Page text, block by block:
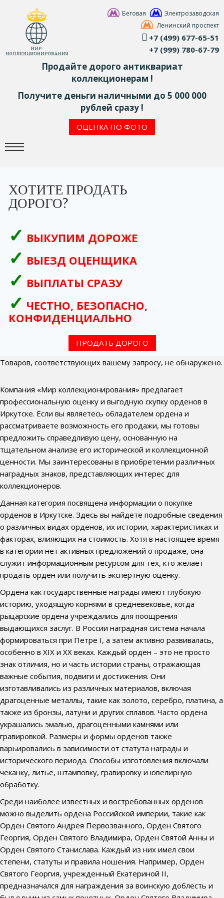
Беговая
Электрозаводская
Ленинский проспект
+7 (499) 677-65-51
+7 (999) 780-67-79
Продайте дорого антиквариат
коллекционерам !
Получите деньги наличными до 5 000 000
рублей сразу !
ОЦЕНКА ПО ФОТО
ХОТИТЕ ПРОДАТЬ
ДОРОГО?
ВЫКУПИМ ДОРОЖЕ
ВЫЕЗД ОЦЕНЩИКА
ВЫПЛАТЫ СРАЗУ
ЧЕСТНО, БЕЗОПАСНО,
КОНФИДЕНЦИАЛЬНО
ПРОДАТЬ ДОРОГО
Товаров, соответствующих вашему запросу, не обнаружено.
Компания «Мир коллекционирования» предлагает
профессиональную оценку и выгодную скупку орденов в
Иркутске. Если вы являетесь обладателем ордена и
рассматриваете возможность его продажи, мы готовы
предложить справедливую цену, основанную на
тщательном анализе его исторической и коллекционной
ценности. Мы заинтересованы в приобретении различных
наградных знаков, представляющих интерес для
коллекционеров.
Данная категория посвящена информации о покупке
орденов в Иркутске. Здесь вы найдете подробные сведения
о различных видах орденов, их истории, характеристиках и
факторах, влияющих на стоимость. Хотя в настоящее время
в категории нет активных предложений о продаже, она
служит информационным ресурсом для тех, кто желает
продать орден или получить экспертную оценку.
Ордена как государственные награды имеют глубокую
историю, уходящую корнями в средневековье, когда
рыцарские ордена учреждались для поощрения
выдающихся заслуг. В России наградная система начала
формироваться при Петре I, а затем активно развивалась,
особенно в XIX и XX веках. Каждый орден – это не просто
знак отличия, но и часть истории страны, отражающая
важные события, подвиги и достижения. Они
изготавливались из различных материалов, включая
драгоценные металлы, такие как золото, серебро, платина, а
также из бронзы, латуни и других сплавов. Часто ордена
украшались эмалью, драгоценными камнями или
гравировкой. Размеры и формы орденов также
варьировались в зависимости от статута награды и
исторического периода. Способы изготовления включали
чеканку, литье, штамповку, гравировку и ювелирную
обработку.
Среди наиболее известных и востребованных орденов
можно выделить ордена Российской империи, такие как
Орден Святого Андрея Первозванного, Орден Святого
Георгия, Орден Святого Владимира, Орден Святой Анны и
Орден Святого Станислава. Каждый из них имел свои
степени, статуты и правила ношения. Например, Орден
Святого Георгия, учрежденный Екатериной II,
предназначался для награждения за воинскую доблесть и